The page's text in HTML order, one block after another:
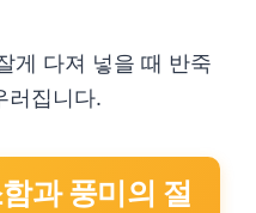
게 다져 넣을 때 반죽
러집니다.
과 풍미의 절